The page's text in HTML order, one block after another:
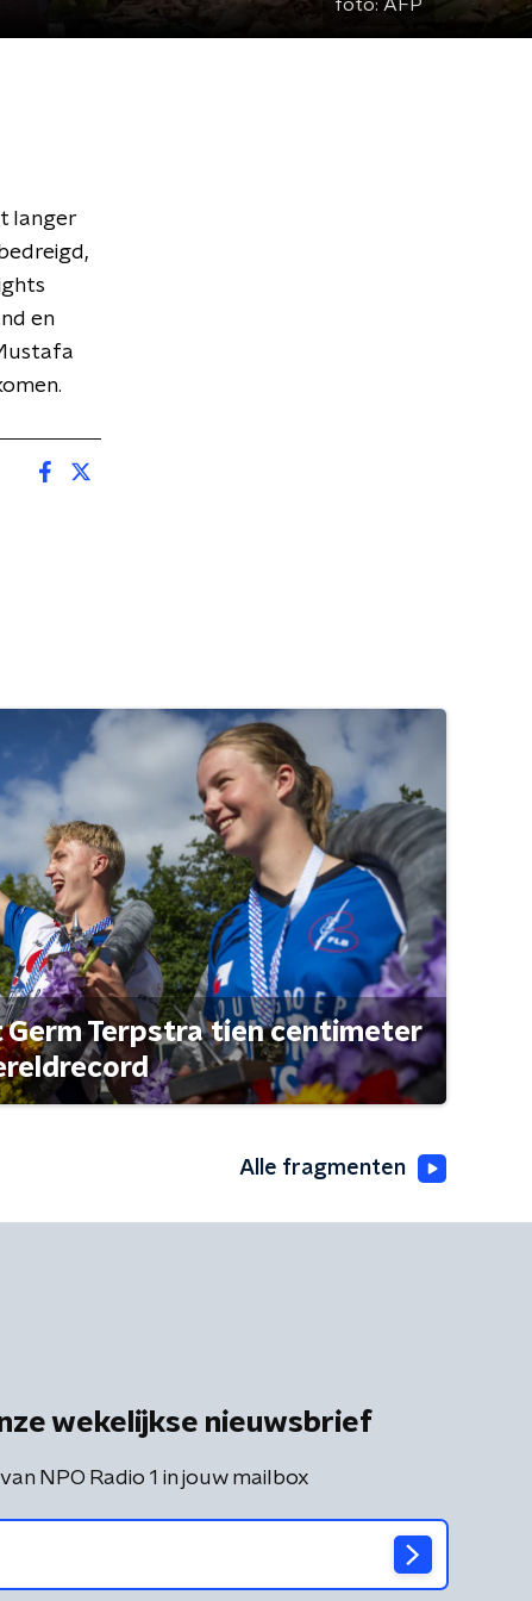
foto: AFP
langer
en
Terpstra tien centimeter
Alle fragmenten
wekelijkse nieuwsbrief
NPO Radio 1 in jouw mailbox